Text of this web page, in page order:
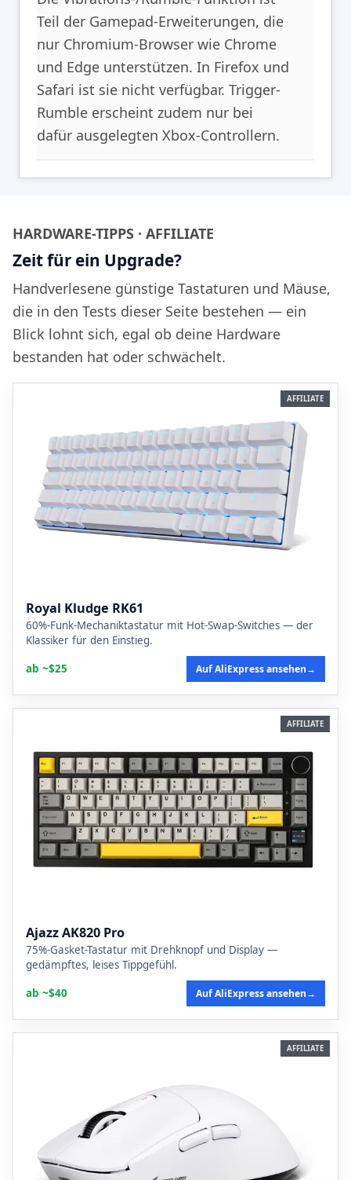
Teil der Gamepad-Erweiterungen, die
nur Chromium-Browser wie Chrome
und Edge unterstützen. In Firefox und
Safari ist sie nicht verfügbar. Trigger-
Rumble erscheint zudem nur bei
dafür ausgelegten Xbox-Controllern.
HARDWARE-TIPPS · AFFILIATE
Zeit für ein Upgrade?
Handverlesene günstige Tastaturen und Mäuse,
die in den Tests dieser Seite bestehen — ein
Blick lohnt sich, egal ob deine Hardware
bestanden hat oder schwächelt.
AFFILIATE
Royal Kludge RK61
60%-Funk-Mechaniktastatur mit Hot-Swap-Switches — der
Klassiker für den Einstieg.
ab ~$25
Auf AliExpress ansehen→
AFFILIATE
Ajazz AK820 Pro
75%-Gasket-Tastatur mit Drehknopf und Display —
gedämpftes, leises Tippgefühl.
ab ~$40
Auf AliExpress ansehen→
AFFILIATE